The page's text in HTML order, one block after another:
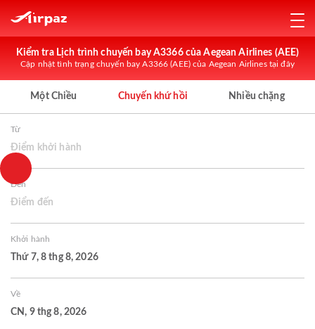
Kiểm tra Lịch trình chuyến bay A3366 của Aegean Airlines (AEE)
Cập nhật tình trạng chuyến bay A3366 (AEE) của Aegean Airlines tại đây
Một Chiều Chuyến khứ hồi Nhiều chặng
Từ
Điểm khởi hành
Đến
Điểm đến
Khởi hành
Thứ 7, 8 thg 8, 2026
Về
CN, 9 thg 8, 2026